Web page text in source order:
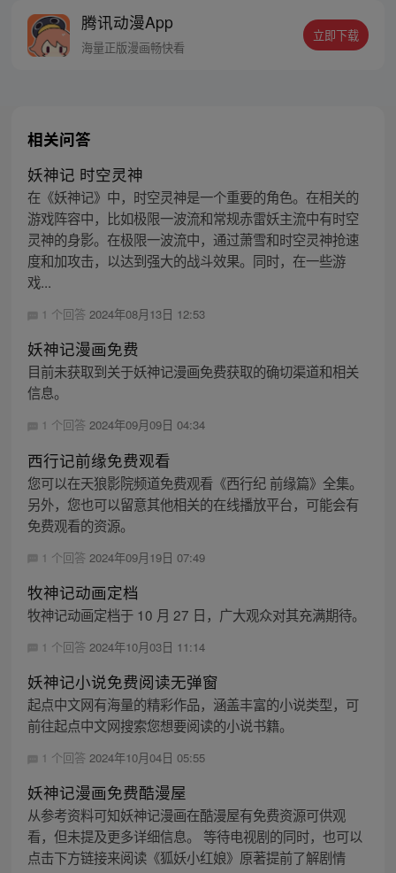
他说。 秦牧的反派之路，正在崛起！
腾讯动漫App
海量正版漫画畅快看
立即下载
相关问答
妖神记 时空灵神
在《妖神记》中，时空灵神是一个重要的角色。在相关的
游戏阵容中，比如极限一波流和常规赤雷妖主流中有时空
灵神的身影。在极限一波流中，通过萧雪和时空灵神抢速
度和加攻击，以达到强大的战斗效果。同时，在一些游
戏...
1 个回答 2024年08月13日 12:53
妖神记漫画免费
目前未获取到关于妖神记漫画免费获取的确切渠道和相关
信息。
1 个回答 2024年09月09日 04:34
西行记前缘免费观看
您可以在天狼影院频道免费观看《西行纪 前缘篇》全集。
另外，您也可以留意其他相关的在线播放平台，可能会有
免费观看的资源。
1 个回答 2024年09月19日 07:49
牧神记动画定档
牧神记动画定档于 10 月 27 日，广大观众对其充满期待。
1 个回答 2024年10月03日 11:14
妖神记小说免费阅读无弹窗
起点中文网有海量的精彩作品，涵盖丰富的小说类型，可
前往起点中文网搜索您想要阅读的小说书籍。
1 个回答 2024年10月04日 05:55
妖神记漫画免费酷漫屋
从参考资料可知妖神记漫画在酷漫屋有免费资源可供观
看，但未提及更多详细信息。 等待电视剧的同时，也可以
点击下方链接来阅读《狐妖小红娘》原著提前了解剧情